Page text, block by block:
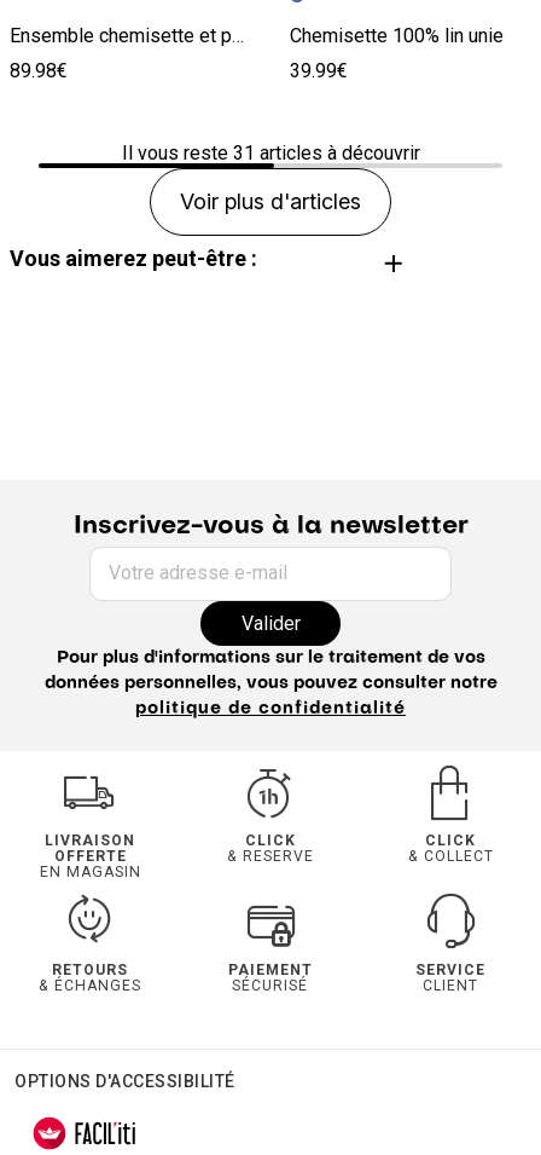
Ensemble chemisette et pantalon tapered 100% lin - Bleu
89.98€
Chemisette 100% lin unie
39.99€
Il vous reste 31 articles à découvrir
Voir plus d'articles
Vous aimerez peut-être :
Inscrivez-vous à la newsletter
Votre adresse e-mail
Valider
Pour plus d'informations sur le traitement de vos
données personnelles, vous pouvez consulter notre
politique de confidentialité
LIVRAISON
OFFERTE
EN MAGASIN
CLICK
& RESERVE
CLICK
& COLLECT
RETOURS
& ÉCHANGES
PAIEMENT
SÉCURISÉ
SERVICE
CLIENT
OPTIONS D'ACCESSIBILITÉ